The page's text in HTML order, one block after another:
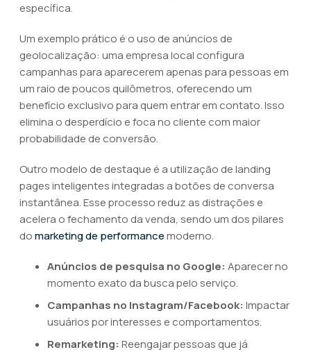
específica.
Um exemplo prático é o uso de anúncios de
geolocalização: uma empresa local configura
campanhas para aparecerem apenas para pessoas em
um raio de poucos quilômetros, oferecendo um
benefício exclusivo para quem entrar em contato. Isso
elimina o desperdício e foca no cliente com maior
probabilidade de conversão.
Outro modelo de destaque é a utilização de landing
pages inteligentes integradas a botões de conversa
instantânea. Esse processo reduz as distrações e
acelera o fechamento da venda, sendo um dos pilares
domarketing de performancemoderno.
Anúncios de pesquisa no Google: Aparecer no
momento exato da busca pelo serviço.
Campanhas no Instagram/Facebook: Impactar
usuários por interesses e comportamentos.
Remarketing: Reengajar pessoas que já